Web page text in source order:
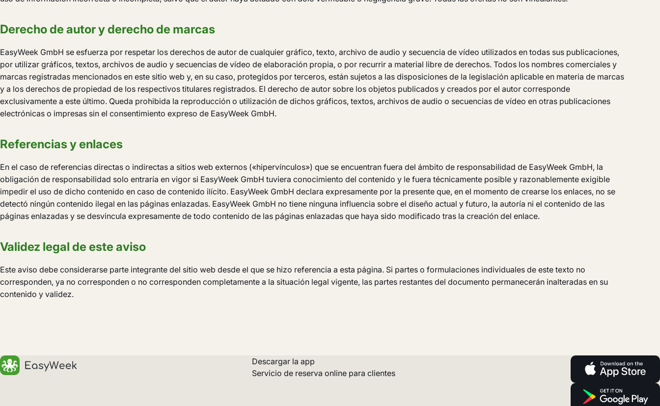
Derecho de autor y derecho de marcas
EasyWeek GmbH se esfuerza por respetar los derechos de autor de cualquier gráfico, texto, archivo de audio y secuencia de vídeo utilizados en todas sus publicaciones,
por utilizar gráficos, textos, archivos de audio y secuencias de vídeo de elaboración propia, o por recurrir a material libre de derechos. Todos los nombres comerciales y
marcas registradas mencionados en este sitio web y, en su caso, protegidos por terceros, están sujetos a las disposiciones de la legislación aplicable en materia de marcas
y a los derechos de propiedad de los respectivos titulares registrados. El derecho de autor sobre los objetos publicados y creados por el autor corresponde
exclusivamente a este último. Queda prohibida la reproducción o utilización de dichos gráficos, textos, archivos de audio o secuencias de vídeo en otras publicaciones
electrónicas o impresas sin el consentimiento expreso de EasyWeek GmbH.
Referencias y enlaces
En el caso de referencias directas o indirectas a sitios web externos («hipervínculos») que se encuentran fuera del ámbito de responsabilidad de EasyWeek GmbH, la
obligación de responsabilidad solo entraría en vigor si EasyWeek GmbH tuviera conocimiento del contenido y le fuera técnicamente posible y razonablemente exigible
impedir el uso de dicho contenido en caso de contenido ilícito. EasyWeek GmbH declara expresamente por la presente que, en el momento de crearse los enlaces, no se
detectó ningún contenido ilegal en las páginas enlazadas. EasyWeek GmbH no tiene ninguna influencia sobre el diseño actual y futuro, la autoría ni el contenido de las
páginas enlazadas y se desvincula expresamente de todo contenido de las páginas enlazadas que haya sido modificado tras la creación del enlace.
Validez legal de este aviso
Este aviso debe considerarse parte integrante del sitio web desde el que se hizo referencia a esta página. Si partes o formulaciones individuales de este texto no
corresponden, ya no corresponden o no corresponden completamente a la situación legal vigente, las partes restantes del documento permanecerán inalteradas en su
contenido y validez.
Descargar la app
Servicio de reserva online para clientes